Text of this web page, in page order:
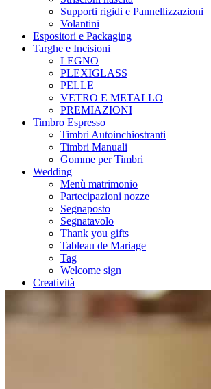
Supporti rigidi e Pannellizzazioni
Volantini
Espositori e Packaging
Targhe e Incisioni
LEGNO
PLEXIGLASS
PELLE
VETRO E METALLO
PREMIAZIONI
Timbro Espresso
Timbri Autoinchiostranti
Timbri Manuali
Gomme per Timbri
Wedding
Menù matrimonio
Partecipazioni nozze
Segnaposto
Segnatavolo
Thank you gifts
Tableau de Mariage
Tag
Welcome sign
Creatività
Contatti